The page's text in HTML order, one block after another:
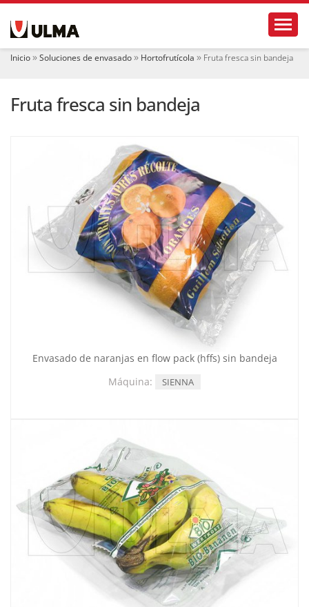
e Inicio Soluciones de envasado Hortofrutícola Fruta fresca sin bandeja
Fruta fresca sin bandeja
Envasado de naranjas en flow pack (hffs) sin bandeja
Máquina:
SIENNA